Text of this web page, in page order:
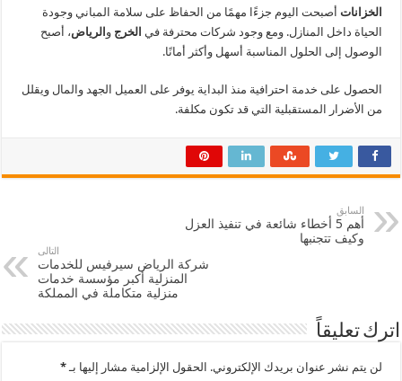
الخزانات أصبحت اليوم جزءًا مهمًا من الحفاظ على سلامة المباني وجودة
الحياة داخل المنازل. ومع وجود شركات محترفة في الخرج والرياض، أصبح
الوصول إلى الحلول المناسبة أسهل وأكثر أمانًا.
الحصول على خدمة احترافية منذ البداية يوفر على العميل الجهد والمال ويقلل
من الأضرار المستقبلية التي قد تكون مكلفة.
السابق
أهم 5 أخطاء شائعة في تنفيذ العزل
وكيف تتجنبها
التالى
شركة الرياض سيرفيس للخدمات
المنزلية أكبر مؤسسة خدمات
منزلية متكاملة في المملكة
اترك تعليقاً
لن يتم نشر عنوان بريدك الإلكتروني. الحقول الإلزامية مشار إليها بـ*